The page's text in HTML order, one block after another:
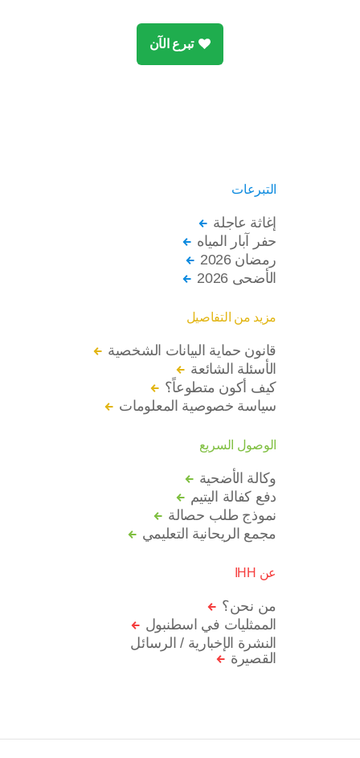
تبرع الآن
التبرعات
إغاثة عاجلة
حفر آبار المياه
رمضان 2026
الأضحى 2026
مزيد من التفاصيل
قانون حماية البيانات الشخصية
الأسئلة الشائعة
كيف أكون متطوعاً؟
سياسة خصوصية المعلومات
الوصول السريع
وكالة الأضحية
دفع كفالة اليتيم
نموذج طلب حصالة
مجمع الريحانية التعليمي
عن IHH
من نحن؟
الممثليات في اسطنبول
النشرة الإخبارية / الرسائل
القصيرة